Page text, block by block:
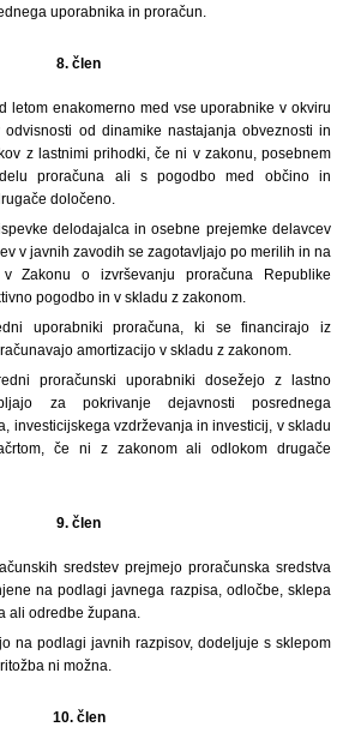
uporabnika in proračun.
8. člen
letom enakomerno med vse uporabnike v okviru
od dinamike nastajanja obveznosti in
z lastnimi prihodki, če ni v zakonu, posebnem
proračuna ali s pogodbo med občino in
določeno.
delodajalca in osebne prejemke delavcev
v javnih zavodih se zagotavljajo po merilih in na
Zakonu o izvrševanju proračuna Republike
pogodbo in v skladu z zakonom.
uporabniki proračuna, ki se financirajo iz
amortizacijo v skladu z zakonom.
proračunski uporabniki dosežejo z lastno
za pokrivanje dejavnosti posrednega
investicijskega vzdrževanja in investicij, v skladu
če ni z zakonom ali odlokom drugače
9. člen
sredstev prejmejo proračunska sredstva
na podlagi javnega razpisa, odločbe, sklepa
ali odredbe župana.
na podlagi javnih razpisov, dodeljuje s sklepom
ni možna.
10. člen